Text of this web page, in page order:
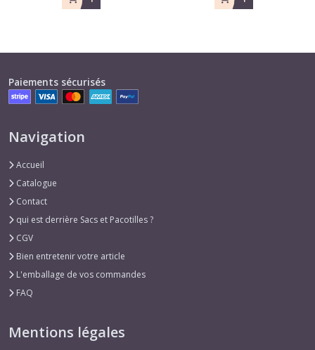
Paiements sécurisés
Navigation
Accueil
Catalogue
Contact
qui est derrière Sacs et Pacotilles ?
CGV
Bien entretenir votre article
L'emballage de vos commandes
FAQ
Mentions légales